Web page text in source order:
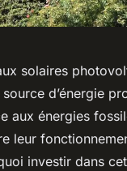
solaires
d’énergie
aux énergies
leur
investir dans